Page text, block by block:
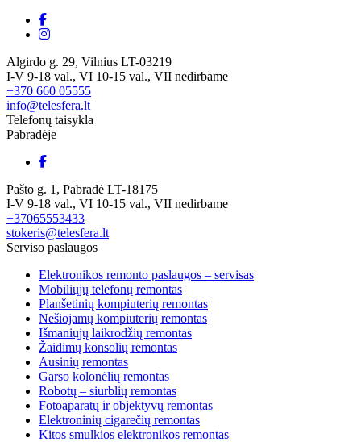
Algirdo g. 29, Vilnius LT-03219
I-V 9-18 val., VI 10-15 val., VII nedirbame
+370 660 05555
info@telesfera.lt
Telefonų taisykla
Pabradėje
Pašto g. 1, Pabradė LT-18175
I-V 9-18 val., VI 10-15 val., VII nedirbame
+37065553433
stokeris@telesfera.lt
Serviso paslaugos
Elektronikos remonto paslaugos – servisas
Mobiliųjų telefonų remontas
Planšetinių kompiuterių remontas
Nešiojamų kompiuterių remontas
Išmaniųjų laikrodžių remontas
Žaidimų konsolių remontas
Ausinių remontas
Garso kolonėlių remontas
Robotų – siurblių remontas
Fotoaparatų ir objektyvų remontas
Elektroninių cigarečių remontas
Kitos smulkios elektronikos remontas